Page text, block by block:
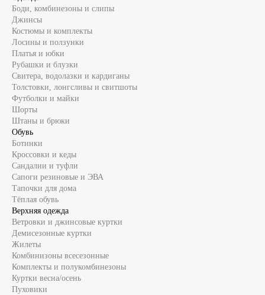
Боди, комбинезоны и слипы
Джинсы
Костюмы и комплекты
Лосины и ползунки
Платья и юбки
Рубашки и блузки
Свитера, водолазки и кардиганы
Толстовки, лонгсливы и свитшоты
Футболки и майки
Шорты
Штаны и брюки
Обувь
Ботинки
Кроссовки и кеды
Сандалии и туфли
Сапоги резиновые и ЭВА
Тапочки для дома
Тёплая обувь
Верхняя одежда
Ветровки и джинсовые куртки
Демисезонные куртки
Жилеты
Комбинизоны всесезонные
Комплекты и полукомбинезоны
Куртки весна/осень
Пуховики